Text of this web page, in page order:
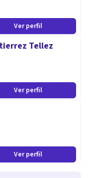
Ver perfil
Tellez
Ver perfil
Ver perfil